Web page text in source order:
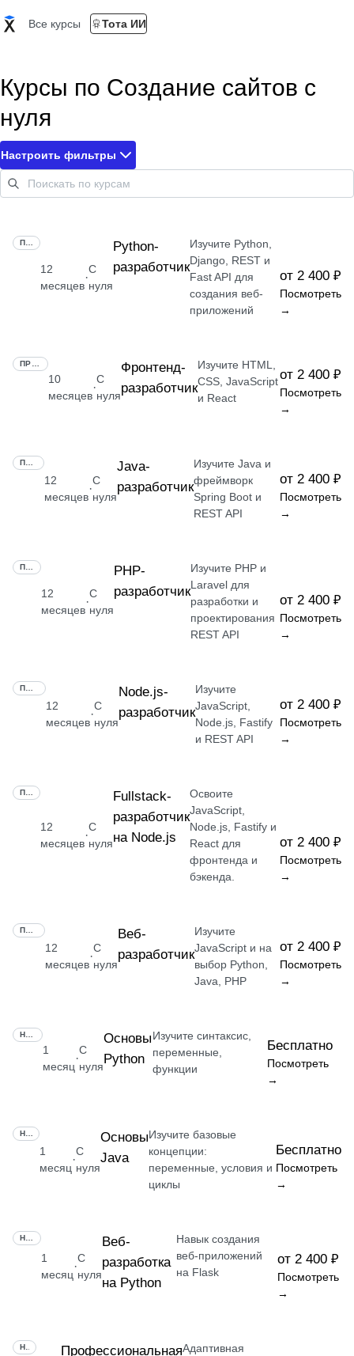
Все курсы Тота ИИ
Курсы по Создание сайтов с
нуля
Настроить фильтры
12
месяцев
·
С
нуля
Python-
разработчик
Изучите Python,
Django, REST и
Fast API для
создания веб-
приложений
от 2 400 ₽
Посмотреть
→
10
месяцев
·
С
нуля
Фронтенд-
разработчик
Изучите HTML,
CSS, JavaScript
и React
от 2 400 ₽
Посмотреть
→
12
месяцев
·
С
нуля
Java-
разработчик
Изучите Java и
фреймворк
Spring Boot и
REST API
от 2 400 ₽
Посмотреть
→
12
месяцев
·
С
нуля
РНР-
разработчик
Изучите PHP и
Laravel для
разработки и
проектирования
REST API
от 2 400 ₽
Посмотреть
→
12
месяцев
·
С
нуля
Node.js-
разработчик
Изучите
JavaScript,
Node.js, Fastify
и REST API
от 2 400 ₽
Посмотреть
→
12
месяцев
·
С
нуля
Fullstack-
разработчик
на Node.js
Освоите
JavaScript,
Node.js, Fastify и
React для
фронтенда и
бэкенда.
от 2 400 ₽
Посмотреть
→
12
месяцев
·
С
нуля
Веб-
разработчик
Изучите
JavaScript и на
выбор Python,
Java, PHP
от 2 400 ₽
Посмотреть
→
1
месяц
·
С
нуля
Основы
Python
Изучите синтаксис,
переменные,
функции
Бесплатно
Посмотреть
→
1
месяц
·
С
нуля
Основы
Java
Изучите базовые
концепции:
переменные, условия и
циклы
Бесплатно
Посмотреть
→
1
месяц
·
С
нуля
Веб-
разработка
на Python
Навык создания
веб-приложений
на Flask
от 2 400 ₽
Посмотреть
→
ПрофессиональнаяАдаптивная